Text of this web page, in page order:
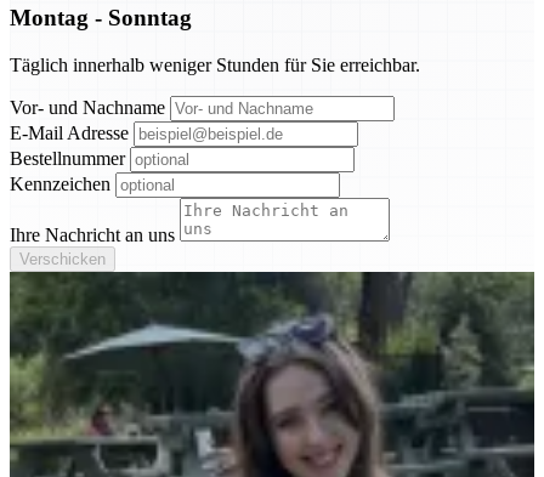
Montag - Sonntag
Täglich innerhalb weniger Stunden für Sie erreichbar.
Vor- und Nachname
E-Mail Adresse
Bestellnummer
Kennzeichen
Ihre Nachricht an uns
Verschicken